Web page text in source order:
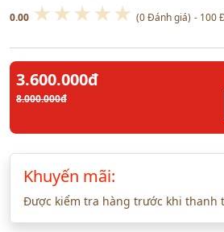
0.00 ★★★★★ (0 Đánh giá) - 100
3.600.000đ
8.000.000đ
Khuyến mãi:
Được kiểm tra hàng trước khi thanh